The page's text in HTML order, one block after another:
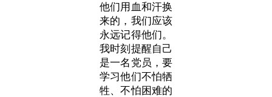
他们用血和汗换
来的，我们应该
永远记得他们。
我时刻提醒自己
是一名党员，要
学习他们不怕牺
牲、不怕困难的